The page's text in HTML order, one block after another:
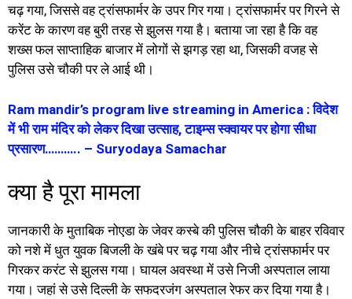
चढ़ गया, जिससे वह ट्रांसफार्मर के उपर गिर गया। ट्रांसफार्मर पर गिरने से
करेंट के कारण वह बुरी तरह से झुलस गया है। बताया जा रहा है कि वह
शख्स फल साप्ताहिक बाजार में लोगों से झगड़ रहा था, जिसकी वजह से
पुलिस उसे चौकी पर ले आई थी।
Ram mandir’s program live streaming in America : विदेश
में भी राम मंदिर को लेकर दिखा उत्साह, टाइम्स स्क्वायर पर होगा सीधा
प्रसारण……….. – Suryodaya Samachar
क्या है पूरा मामला
जानकारी के मुताबिक नोएडा के जेवर कस्बे की पुलिस चौकी के बाहर रविवार
को नशे में धुत युवक बिजली के खंबे पर चढ़ गया और नीचे ट्रांसफार्मर पर
गिरकर करंट से झुलस गया। घायल अवस्था में उसे निजी अस्पताल लाया
गया। जहां से उसे दिल्ली के सफदरजंग अस्पताल रेफर कर दिया गया है।